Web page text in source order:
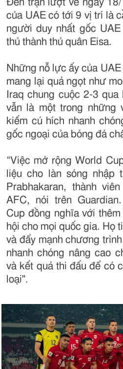
Đến trận lượt về ngày
của UAE có tới 9 vị trí là
người duy nhất gốc
thủ thành thủ quân Eisa.
Những nỗ lực ấy của
mang lại quả ngọt như
Iraq chung cuộc 2-3
vẫn là một trong những
kiếm cú hích nhanh
gốc ngoại của bóng đá
“Việc mở rộng World
liệu cho làn sóng nhập
Prabhakaran, thành
AFC, nói trên
Cup đồng nghĩa với
hội cho mọi quốc gia. Họ
và đẩy mạnh chương
nhanh chóng nâng cao
và kết quả thi đấu để có
loại".